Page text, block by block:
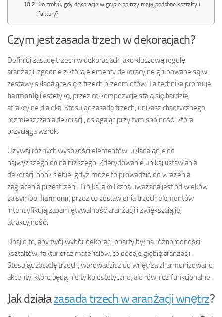
Co zrobić, gdy dekoracje w grupie po trzy mają podobne kształty i
faktury?
Czym jest zasada trzech w dekoracjach?
Definiuj zasadę trzech w dekoracjach jako kluczową regułę
aranżacji, zgodnie z którą elementy dekoracyjne grupowane są w
zestawy składające się z trzech przedmiotów. Ta technika promuje
harmonię i estetykę, przez co kompozycje stają się bardziej
atrakcyjne dla oka. Stosując zasadę trzech, unikasz chaotycznego
rozmieszczania dekoracji, osiągając przy tym spójność, która
przyciąga wzrok.
Używaj różnych wysokości elementów, układając je od
najwyższego do najniższego. Zdecydowanie unikaj ustawiania
dekoracji obok siebie, gdyż może to prowadzić do wrażenia
zagracenia przestrzeni. Trójka jako liczba uważana jest od wieków
za symbol harmonii , przez co zestawienia trzech elementów
intensyfikują zapamiętywalność aranżacji i zwiększają jej
atrakcyjność.
Dbaj o to, aby twój wybór dekoracji oparty był na różnorodności
kształtów, faktur oraz materiałów, co dodaje głębię aranżacji.
Stosując zasadę trzech, wprowadzisz do wnętrza zharmonizowane
akcenty, które będą nie tylko estetyczne, ale również funkcjonalne.
Jak działazasada trzech w aranżacji wnętrz?